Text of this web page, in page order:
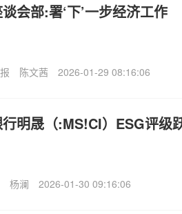
会部:署‘下’一步经济工作
陈文茜 2026-01-29 08:16:06
明晟（:MS!CI）ESG评级
杨澜 2026-01-30 09:16:06